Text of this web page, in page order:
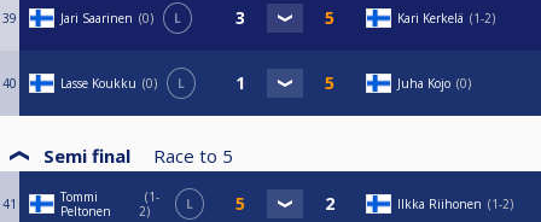
39 Jari Saarinen 0 L Kari Kerkelä 1-2
40 Lasse Koukku 0 L Juha Kojo 0
Semi final Race to 5
41
Tommi
Peltonen
1-
2
L Ilkka Riihonen 1-2